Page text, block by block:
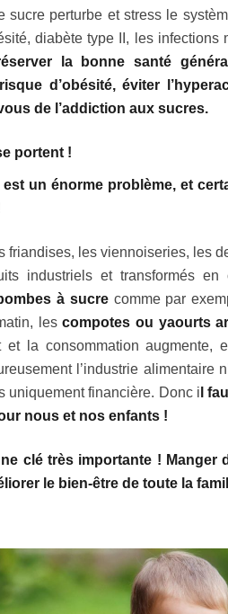
sucre perturbe et stress le
diabète type II, les infections
la bonne santé
d’obésité, éviter
de l’addiction aux sucres.
portent !
est un énorme problème, et
friandises, les viennoiseries, les
industriels et transformés
à sucrecomme par
lescompotes ou yaourts
et la consommation
l’industrie alimentaire
uniquement financière. Donc i l
nous et nos enfants !
clé très importante !
le bien-être de toute la